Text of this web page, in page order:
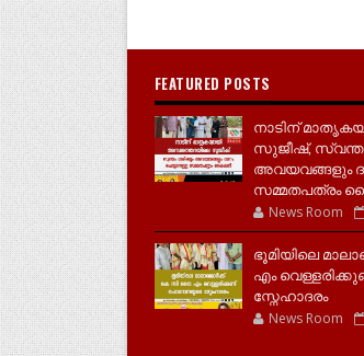
FEATURED POSTS
നാടിന്
സുജീഷ്,
അവയവങ്ങളും
സമ്മതപത്രം
News Room
ഭൂമിയിലെ
എം
സ്നേഹാദരം
News Room